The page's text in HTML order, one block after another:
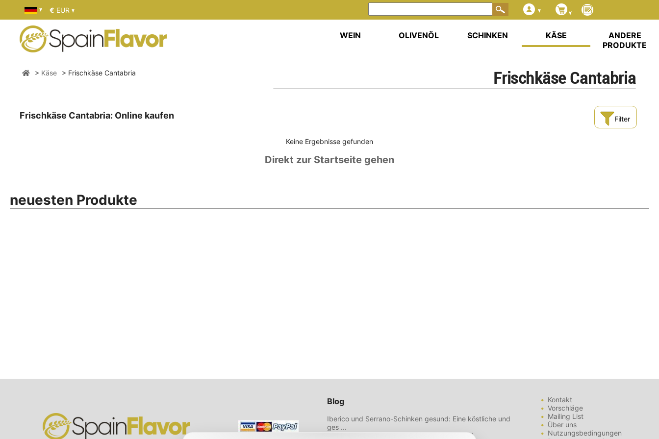
Frischkäse Cantabria
Frischkäse Cantabria: Online kaufen Filter
Keine Ergebnisse gefunden
Direkt zur Startseite gehen
neuesten Produkte
€ EUR
WEIN OLIVENÖL SCHINKEN KÄSE
ANDERE
PRODUKTE
Käse Frischkäse Cantabria
Blog
Iberico und Serrano-Schinken gesund: Eine köstliche und
ges ...
Wählen Sie hochwertiges Olivenöl - Tipps und
Kontakt
Vorschläge
Mailing List
Über uns
Nutzungsbedingungen